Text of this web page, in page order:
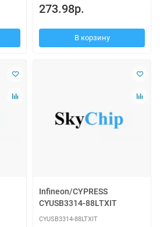
273.98р.
В корзину
Infineon/CYPRESS
CYUSB3314-88LTXIT
CYUSB3314-88LTXIT